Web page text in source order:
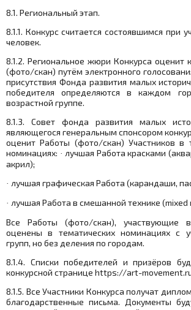
8.1. Региональный этап.
8.1.1. Конкурс считается состоявшимся при
человек.
8.1.2. Региональное жюри Конкурса оценит
(фото/скан) путём электронного
присутствия Фонда развития малых
победителя определяются в каждом
возрастной группе.
8.1.3. Совет фонда развития малых
являющегося генеральным спонсором
оценит Работы (фото/скан) Участников в
номинациях: · лучшая Работа красками
акрил);
· лучшая графическая Работа (карандаши,
· лучшая Работа в смешанной технике (mixed
Все Работы (фото/скан), участвующие
оценены в тематических номинациях с
групп, но без деления по городам.
8.1.4. Списки победителей и призёров
конкурсной странице https://art-movement.
8.1.5. Все Участники Конкурса получат
благодарственные письма. Документы